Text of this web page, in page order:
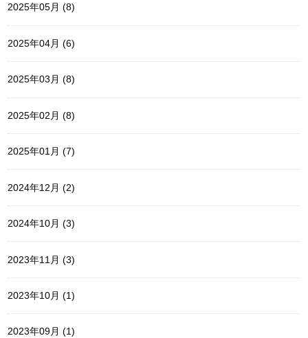
2025年05月 (8)
2025年04月 (6)
2025年03月 (8)
2025年02月 (8)
2025年01月 (7)
2024年12月 (2)
2024年10月 (3)
2023年11月 (3)
2023年10月 (1)
2023年09月 (1)